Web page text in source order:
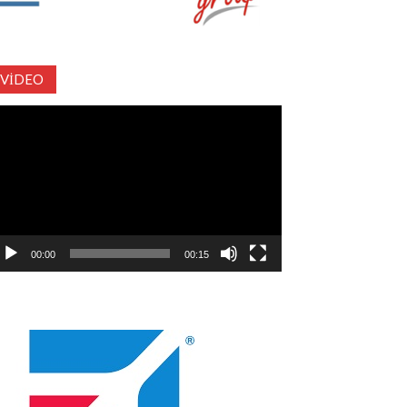
VIDEO
00:00 00:15